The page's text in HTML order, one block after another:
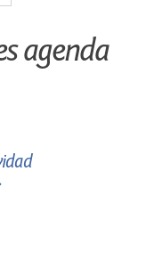
agenda